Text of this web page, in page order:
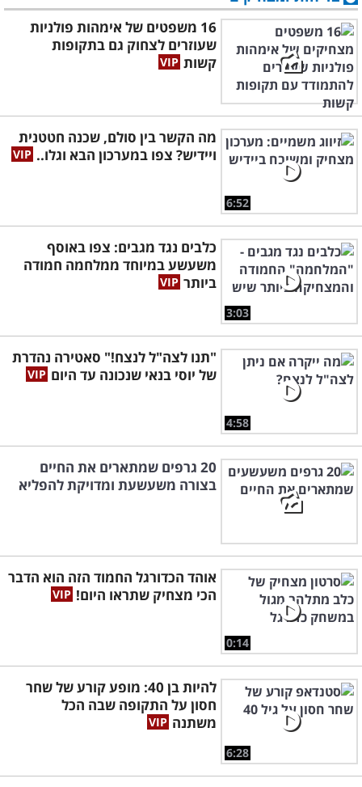
16 משפטים של אימהות פולניות
שעוזרים לצחוק גם בתקופות
קשות
6:52
מה הקשר בין סולם, שכנה חטטנית
ויידיש? צפו במערכון הבא וגלו..
3:03
כלבים נגד מגבים: צפו באוסף
משעשע במיוחד ממלחמה חמודה
ביותר
4:58
"תנו לצה"ל לנצח!" סאטירה נהדרת
של יוסי בנאי שנכונה עד היום
20 גרפים שמתארים את החיים
בצורה משעשעת ומדויקת להפליא
0:14
אוהד הכדורגל החמוד הזה הוא הדבר
הכי מצחיק שתראו היום!
6:28
להיות בן 40: מופע קורע של שחר
חסון על התקופה שבה הכל
משתנה